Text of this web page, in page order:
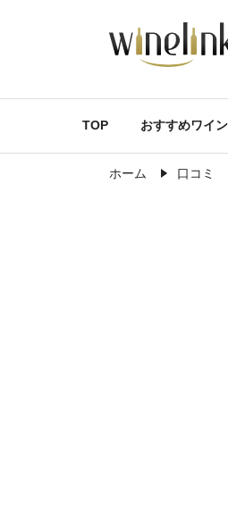
TOP おすすめワイ
ホーム 口コミ